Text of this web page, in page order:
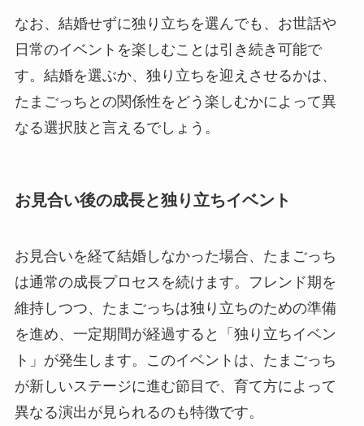
なお、結婚せずに独り立ちを選んでも、お世話や
日常のイベントを楽しむことは引き続き可能で
す。結婚を選ぶか、独り立ちを迎えさせるかは、
たまごっちとの関係性をどう楽しむかによって異
なる選択肢と言えるでしょう。
お見合い後の成長と独り立ちイベント
お見合いを経て結婚しなかった場合、たまごっち
は通常の成長プロセスを続けます。フレンド期を
維持しつつ、たまごっちは独り立ちのための準備
を進め、一定期間が経過すると「独り立ちイベン
ト」が発生します。このイベントは、たまごっち
が新しいステージに進む節目で、育て方によって
異なる演出が見られるのも特徴です。